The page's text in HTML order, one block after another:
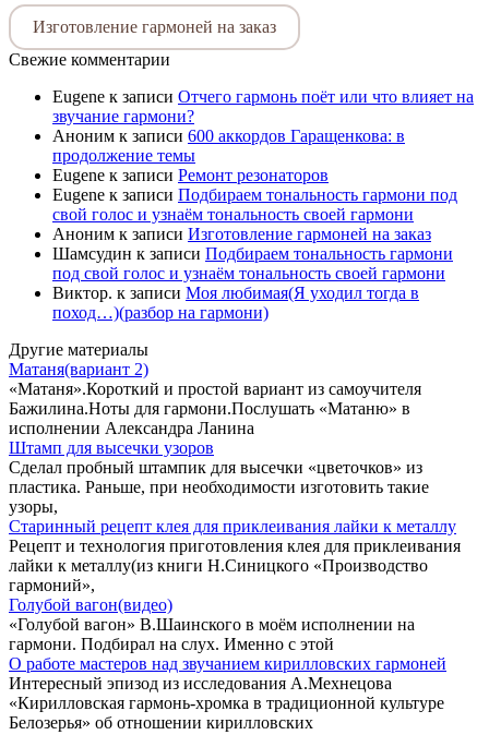
Изготовление гармоней на заказ
Свежие комментарии
Eugene к записи Отчего гармонь поёт или что влияет на
звучание гармони?
Аноним к записи 600 аккордов Гаращенкова: в
продолжение темы
Eugene к записи Ремонт резонаторов
Eugene к записи Подбираем тональность гармони под
свой голос и узнаём тональность своей гармони
Аноним к записи Изготовление гармоней на заказ
Шамсудин к записи Подбираем тональность гармони
под свой голос и узнаём тональность своей гармони
Виктор. к записи Моя любимая(Я уходил тогда в
поход…)(разбор на гармони)
Другие материалы
Матаня(вариант 2)
«Матаня».Короткий и простой вариант из самоучителя
Бажилина.Ноты для гармони.Послушать «Матаню» в
исполнении Александра Ланина
Штамп для высечки узоров
Сделал пробный штампик для высечки «цветочков» из
пластика. Раньше, при необходимости изготовить такие
узоры,
Старинный рецепт клея для приклеивания лайки к металлу
Рецепт и технология приготовления клея для приклеивания
лайки к металлу(из книги Н.Синицкого «Производство
гармоний»,
Голубой вагон(видео)
«Голубой вагон» В.Шаинского в моём исполнении на
гармони. Подбирал на слух. Именно с этой
О работе мастеров над звучанием кирилловских гармоней
Интересный эпизод из исследования А.Мехнецова
«Кирилловская гармонь-хромка в традиционной культуре
Белозерья» об отношении кирилловских